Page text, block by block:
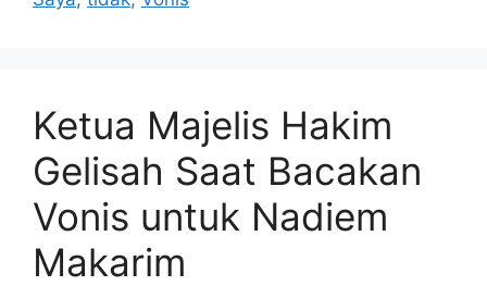
Ketua Majelis Hakim
Gelisah Saat Bacakan
Vonis untuk Nadiem
Makarim